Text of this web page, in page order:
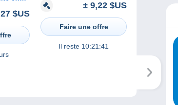
$US
RUE DU FAUBOURG DU
TEMPLE - BOUCHERS -
ETALS DE VIANDE -
± 9,22 $US
Faire une offre
Il reste 10:21:41